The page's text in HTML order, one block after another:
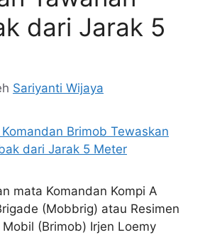
dari Jarak 5
Sariyanti Wijaya
mata Komandan Kompi A
(Mobbrig) atau Resimen
(Brimob) Irjen Loemy